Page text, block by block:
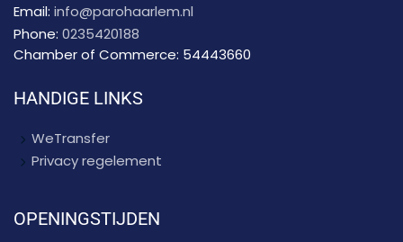
Email: info@parohaarlem.nl
Phone: 0235420188
Chamber of Commerce: 54443660
HANDIGE LINKS
WeTransfer
Privacy regelement
OPENINGSTIJDEN